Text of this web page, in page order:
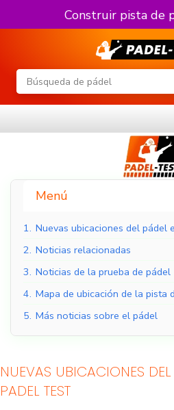
Construir pista de
Menú
1. Nuevas ubicaciones del pádel
2. Noticias relacionadas
3. Noticias de la prueba de pádel
4. Mapa de ubicación de la pista
5. Más noticias sobre el pádel
NUEVAS UBICACIONES
PADEL TEST